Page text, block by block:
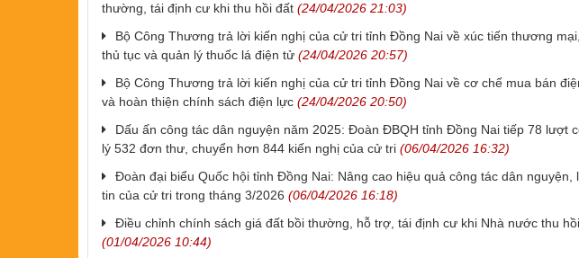
thường, tái định cư khi thu hồi đất (24/04/2026 21:03)
​Bộ Công Thương trả lời kiến nghị của cử tri tỉnh Đồng Nai về xúc tiến thương
thủ tục và quản lý thuốc lá điện tử (24/04/2026 20:57)
Bộ Công Thương trả lời kiến nghị của cử tri tỉnh Đồng Nai về cơ chế mua bán
và hoàn thiện chính sách điện lực (24/04/2026 20:50)
Dấu ấn công tác dân nguyện năm 2025: Đoàn ĐBQH tỉnh Đồng Nai tiếp 78 lượt
lý 532 đơn thư, chuyển hơn 844 kiến nghị của cử tri (06/04/2026 16:32)
Đoàn đại biểu Quốc hội tỉnh Đồng Nai: Nâng cao hiệu quả công tác dân nguyện,
tin của cử tri trong tháng 3/2026 (06/04/2026 16:18)
Điều chỉnh chính sách giá đất bồi thường, hỗ trợ, tái định cư khi Nhà nước thu
(01/04/2026 10:44)